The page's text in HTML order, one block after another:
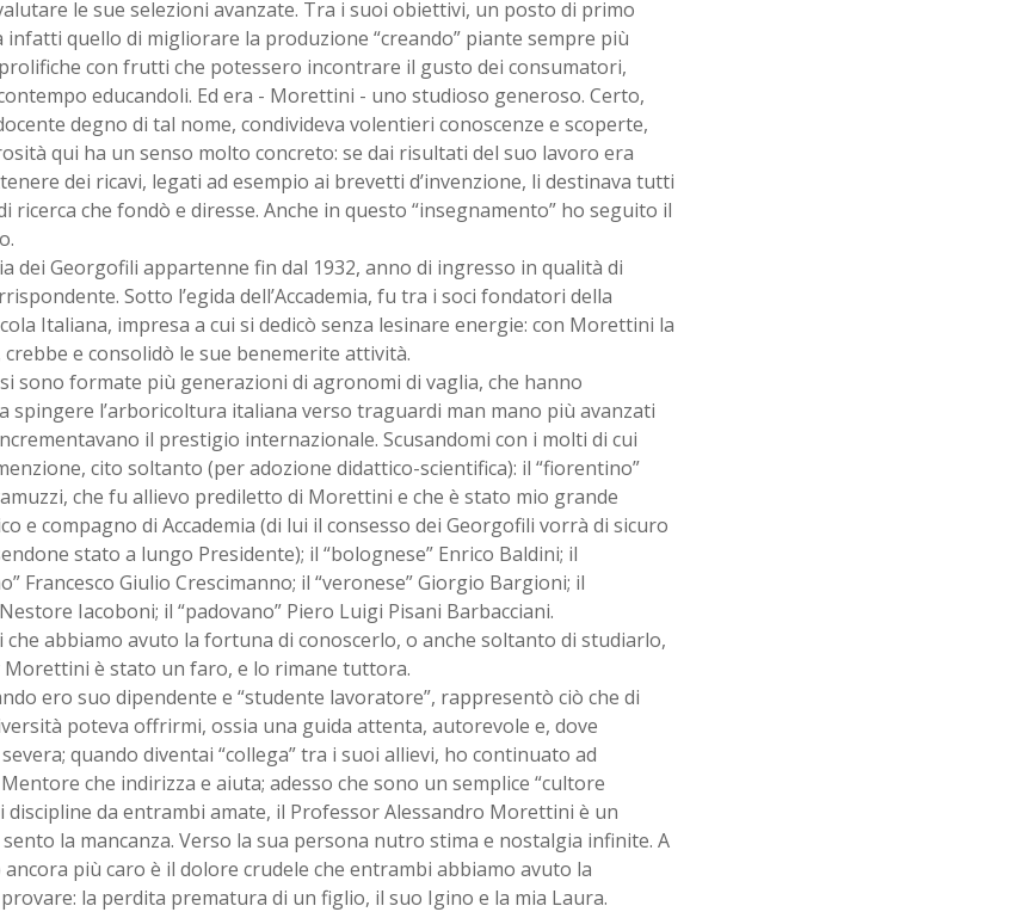
le sue selezioni avanzate. Tra i suoi obiettivi, un posto di primo
infatti quello di migliorare la produzione “creando” piante sempre più
con frutti che potessero incontrare il gusto dei consumatori,
educandoli. Ed era - Morettini - uno studioso generoso. Certo,
degno di tal nome, condivideva volentieri conoscenze e scoperte,
qui ha un senso molto concreto: se dai risultati del suo lavoro era
dei ricavi, legati ad esempio ai brevetti d’invenzione, li destinava tutti
ricerca che fondò e diresse. Anche in questo “insegnamento” ho seguito il
dei Georgofili appartenne fin dal 1932, anno di ingresso in qualità di
Sotto l’egida dell’Accademia, fu tra i soci fondatori della
Italiana, impresa a cui si dedicò senza lesinare energie: con Morettini la
crebbe e consolidò le sue benemerite attività.
sono formate più generazioni di agronomi di vaglia, che hanno
spingere l’arboricoltura italiana verso traguardi man mano più avanzati
il prestigio internazionale. Scusandomi con i molti di cui
cito soltanto (per adozione didattico-scientifica): il “fiorentino”
che fu allievo prediletto di Morettini e che è stato mio grande
e compagno di Accademia (di lui il consesso dei Georgofili vorrà di sicuro
stato a lungo Presidente); il “bolognese” Enrico Baldini; il
Francesco Giulio Crescimanno; il “veronese” Giorgio Bargioni; il
Iacoboni; il “padovano” Piero Luigi Pisani Barbacciani.
abbiamo avuto la fortuna di conoscerlo, o anche soltanto di studiarlo,
Morettini è stato un faro, e lo rimane tuttora.
ero suo dipendente e “studente lavoratore”, rappresentò ciò che di
poteva offrirmi, ossia una guida attenta, autorevole e, dove
quando diventai “collega” tra i suoi allievi, ho continuato ad
che indirizza e aiuta; adesso che sono un semplice “cultore
discipline da entrambi amate, il Professor Alessandro Morettini è un
sento la mancanza. Verso la sua persona nutro stima e nostalgia infinite. A
più caro è il dolore crudele che entrambi abbiamo avuto la
la perdita prematura di un figlio, il suo Igino e la mia Laura.